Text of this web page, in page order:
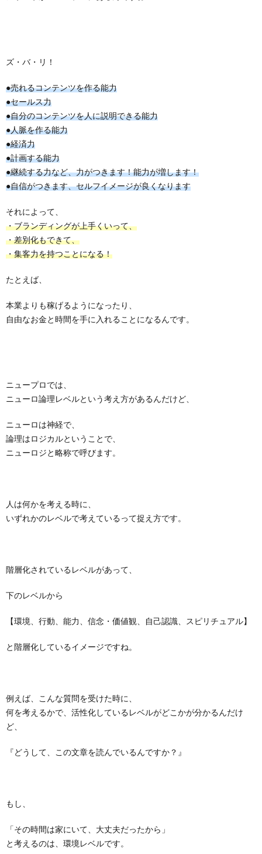
ズ・バ・リ！
●売れるコンテンツを作る能力
●セールス力
●自分のコンテンツを人に説明できる能力
●人脈を作る能力
●経済力
●計画する能力
●継続する力など、力がつきます！能力が増します！
●自信がつきます、セルフイメージが良くなります
それによって、
・ブランディングが上手くいって、
・差別化もできて、
・集客力を持つことになる！
たとえば、
本業よりも稼げるようになったり、
自由なお金と時間を手に入れることになるんです。
ニュープロでは、
ニューロ論理レベルという考え方があるんだけど、
ニューロは神経で、
論理はロジカルということで、
ニューロジと略称で呼びます。
人は何かを考える時に、
いずれかのレベルで考えているって捉え方です。
階層化されているレベルがあって、
下のレベルから
【環境、行動、能力、信念・価値観、自己認識、スピリチュアル】
と階層化しているイメージですね。
例えば、こんな質問を受けた時に、
何を考えるかで、活性化しているレベルがどこかが分かるんだけ
ど、
『どうして、この文章を読んでいるんですか？』
もし、
「その時間は家にいて、大丈夫だったから」
と考えるのは、環境レベルです。